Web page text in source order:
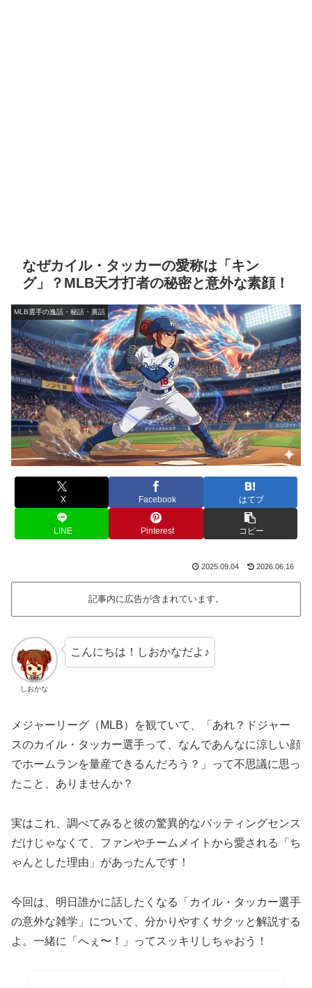
なぜカイル・タッカーの愛称は「キン
グ」？MLB天才打者の秘密と意外な素顔！
MLB選手の逸話・秘話・裏話
X Facebook はてブ
LINE Pinterest コピー
2025.09.04 2026.06.16
記事内に広告が含まれています。
しおかな
こんにちは！しおかなだよ♪
メジャーリーグ（MLB）を観ていて、「あれ？ドジャー
スのカイル・タッカー選手って、なんであんなに涼しい顔
でホームランを量産できるんだろう？」って不思議に思っ
たこと、ありませんか？
実はこれ、調べてみると彼の驚異的なバッティングセンス
だけじゃなくて、ファンやチームメイトから愛される「ち
ゃんとした理由」があったんです！
今回は、明日誰かに話したくなる「カイル・タッカー選手
の意外な雑学」について、分かりやすくサクッと解説する
よ。一緒に「へぇ〜！」ってスッキリしちゃおう！